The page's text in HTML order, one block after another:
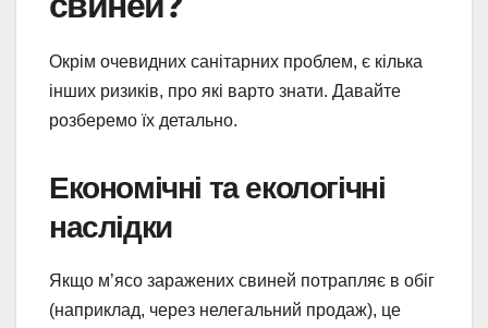
Окрім очевидних санітарних проблем, є кілька
інших ризиків, про які варто знати. Давайте
розберемо їх детально.
Економічні та екологічні
наслідки
Якщо м’ясо заражених свиней потрапляє в обіг
(наприклад, через нелегальний продаж), це